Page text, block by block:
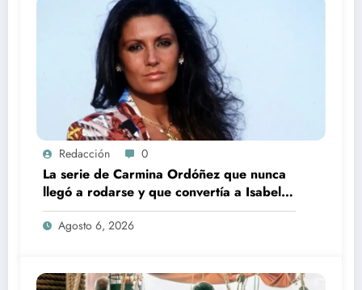
Redacción 0
La serie de Carmina Ordóñez que nunca
llegó a rodarse y que convertía a Isabel
Pantoja en la gran antagonista
Agosto 6, 2026